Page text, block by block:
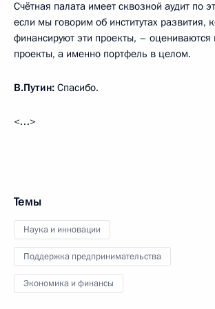
Счётная палата имеет сквозной аудит по
если мы говорим об институтах развития,
финансируют эти проекты, – оцениваются
проекты, а именно портфель в целом.
В.Путин: Спасибо.
<…>
Темы
Наука и инновации
Поддержка предпринимательства
Экономика и финансы